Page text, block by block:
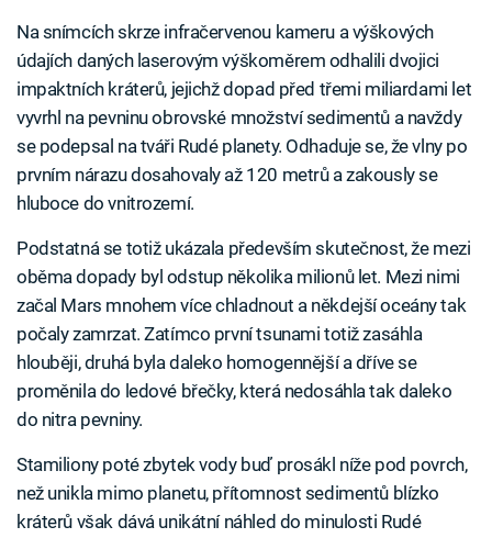
Na snímcích skrze infračervenou kameru a výškových
údajích daných laserovým výškoměrem odhalili dvojici
impaktních kráterů, jejichž dopad před třemi miliardami let
vyvrhl na pevninu obrovské množství sedimentů a navždy
se podepsal na tváři Rudé planety. Odhaduje se, že vlny po
prvním nárazu dosahovaly až 120 metrů a zakously se
hluboce do vnitrozemí.
Podstatná se totiž ukázala především skutečnost, že mezi
oběma dopady byl odstup několika milionů let. Mezi nimi
začal Mars mnohem více chladnout a někdejší oceány tak
počaly zamrzat. Zatímco první tsunami totiž zasáhla
hlouběji, druhá byla daleko homogennější a dříve se
proměnila do ledové břečky, která nedosáhla tak daleko
do nitra pevniny.
Stamiliony poté zbytek vody buď prosákl níže pod povrch,
než unikla mimo planetu, přítomnost sedimentů blízko
kráterů však dává unikátní náhled do minulosti Rudé